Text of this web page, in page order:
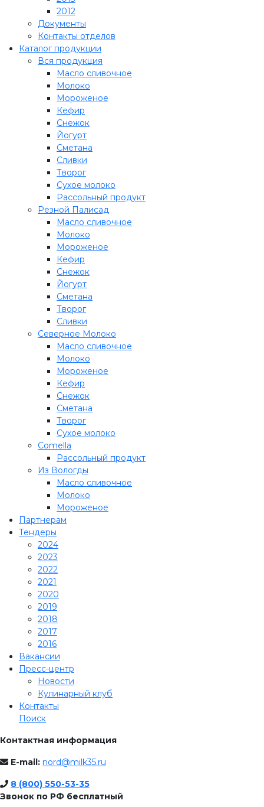
2012
Документы
Контакты отделов
Каталог продукции
Вся продукция
Масло сливочное
Молоко
Мороженое
Кефир
Снежок
Йогурт
Сметана
Сливки
Творог
Сухое молоко
Рассольный продукт
Резной Палисад
Масло сливочное
Молоко
Мороженое
Кефир
Снежок
Йогурт
Сметана
Творог
Сливки
Северное Молоко
Масло сливочное
Молоко
Мороженое
Кефир
Снежок
Сметана
Творог
Сухое молоко
Comеlla
Рассольный продукт
Из Вологды
Масло сливочное
Молоко
Мороженое
Партнерам
Тендеры
2024
2023
2022
2021
2020
2019
2018
2017
2016
Вакансии
Пресс-центр
Новости
Кулинарный клуб
Контакты
Поиск
Контактная информация
E-mail: nord@milk35.ru
8 (800) 550-53-35
Звонок по РФ бесплатный